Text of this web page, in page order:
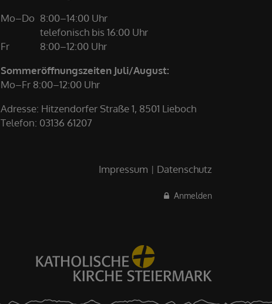
Mo–Do 8:00–14:00 Uhr
telefonisch bis 16:00 Uhr
Fr
8:00–12:00 Uhr
Sommeröffnungszeiten Juli/August:
Mo–Fr 8:00–12:00 Uhr
Adresse: Hitzendorfer Straße 1, 8501 Lieboch
Telefon: 03136 61207
Impressum Datenschutz
Anmelden